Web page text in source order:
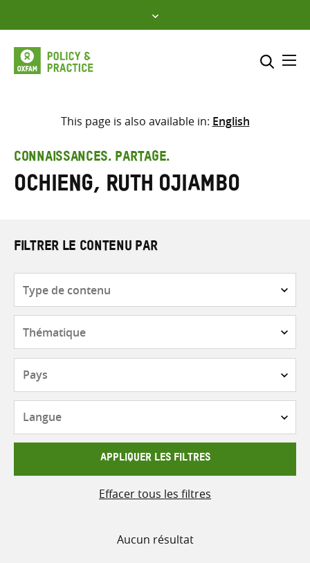
to
content
Sélectionner l’emplacement
Saisir
les
termes
This page is also available in: English
CONNAISSANCES. PARTAGE.
Ochieng, Ruth Ojiambo
FILTRER LE CONTENU PAR
contenu
APPLIQUER LES FILTRES
Effacer tous les filtres
Aucun résultat